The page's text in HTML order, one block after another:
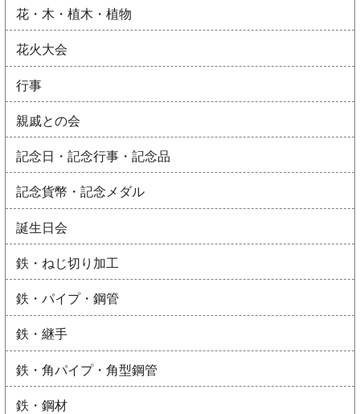
花・木・植木・植物
花火大会
行事
親戚との会
記念日・記念行事・記念品
記念貨幣・記念メダル
誕生日会
鉄・ねじ切り加工
鉄・パイプ・鋼管
鉄・継手
鉄・角パイプ・角型鋼管
鉄・鋼材